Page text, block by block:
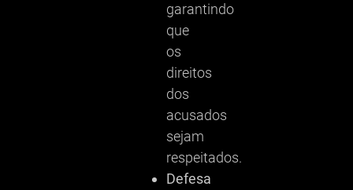
garantindo
que
os
direitos
dos
acusados
sejam
respeitados.
Defesa